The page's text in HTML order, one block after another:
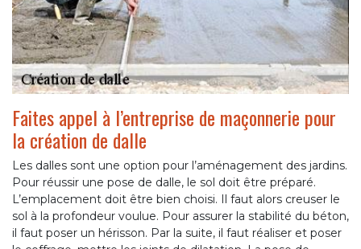
Faites appel à l’entreprise de maçonnerie pour
la création de dalle
Les dalles sont une option pour l’aménagement des jardins.
Pour réussir une pose de dalle, le sol doit être préparé.
L’emplacement doit être bien choisi. Il faut alors creuser le
sol à la profondeur voulue. Pour assurer la stabilité du béton,
il faut poser un hérisson. Par la suite, il faut réaliser et poser